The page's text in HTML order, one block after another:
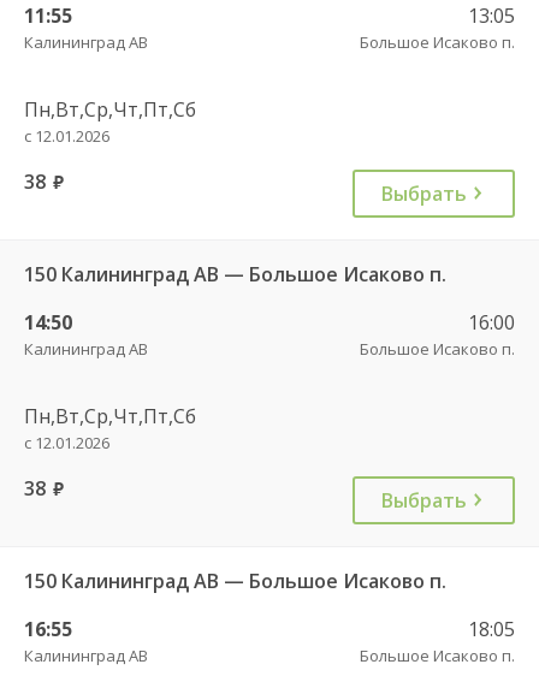
11:55
Калининград АВ
13:05
Большое Исаково п.
Пн,Вт,Ср,Чт,Пт,Сб
с 12.01.2026
38 руб. Выбрать
150 Калининград АВ — Большое Исаково п.
14:50
Калининград АВ
16:00
Большое Исаково п.
Пн,Вт,Ср,Чт,Пт,Сб
с 12.01.2026
38 руб. Выбрать
150 Калининград АВ — Большое Исаково п.
16:55
Калининград АВ
18:05
Большое Исаково п.